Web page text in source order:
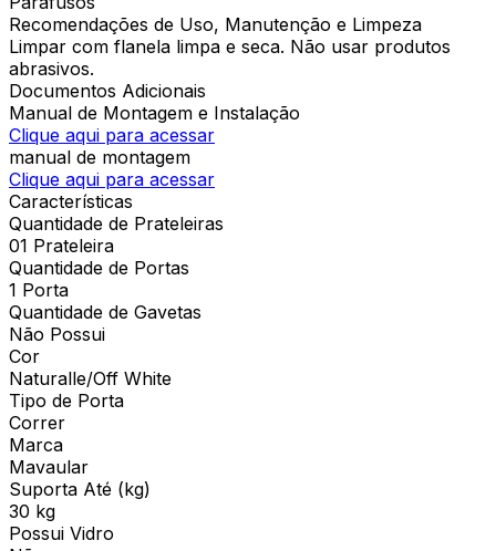
Recomendações de Uso, Manutenção e Limpeza
Limpar com flanela limpa e seca. Não usar produtos
abrasivos.
Documentos Adicionais
Manual de Montagem e Instalação
Clique aqui para acessar
manual de montagem
Clique aqui para acessar
Características
Quantidade de Prateleiras
01 Prateleira
Quantidade de Portas
1 Porta
Quantidade de Gavetas
Não Possui
Cor
Naturalle/Off White
Tipo de Porta
Correr
Marca
Mavaular
Suporta Até (kg)
30 kg
Possui Vidro